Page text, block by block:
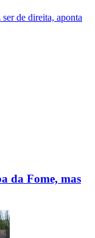
de direita, aponta
da Fome, mas